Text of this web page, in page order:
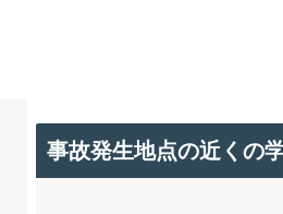
事故発生地点の近くの